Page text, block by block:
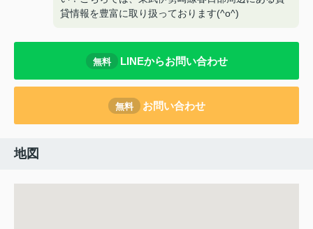
貸情報を豊富に取り扱っております(^o^)
無料 LINEからお問い合わせ
無料 お問い合わせ
地図